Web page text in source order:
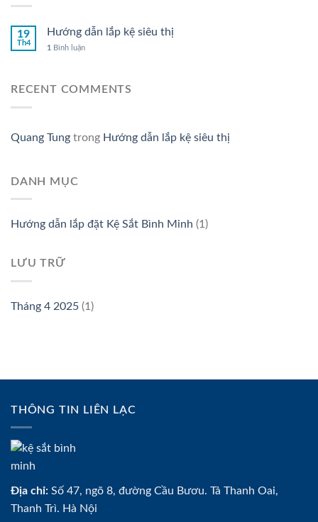
19
Th4
Hướng dẫn lắp kệ siêu thị
1 Bình luận
RECENT COMMENTS
Quang Tung trong Hướng dẫn lắp kệ siêu thị
DANH MỤC
Hướng dẫn lắp đặt Kệ Sắt Bình Minh (1)
LƯU TRỮ
Tháng 4 2025 (1)
THÔNG TIN LIÊN LẠC
Địa chỉ: Số 47, ngõ 8, đường Cầu Bươu. Tả Thanh Oai,
Thanh Trì. Hà Nội